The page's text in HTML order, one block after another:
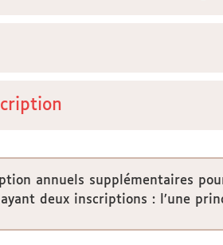
annuels supplémentaires
deux inscriptions : l’une